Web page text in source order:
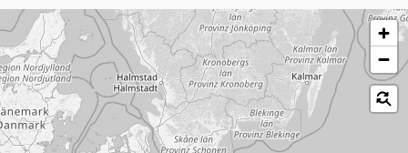
Passer la carte